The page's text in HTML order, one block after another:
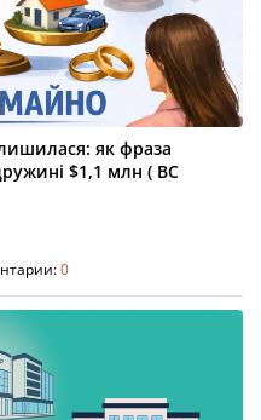
як фраза
$1,1 млн ( ВС
0